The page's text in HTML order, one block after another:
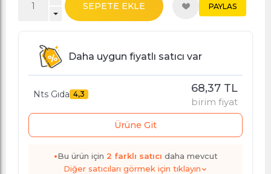
SEPETE EKLE PAYLAS
Daha uygun fiyatlı satıcı var
Nts Gıda 4,3 68,37 TL
birim fiyat
Ürüne Git
•Bu ürün için 2 farklı satıcı daha mevcut
Diğer satıcıları görmek için tıklayın